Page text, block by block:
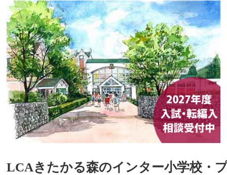
LCAきたかる森のインター小学校・